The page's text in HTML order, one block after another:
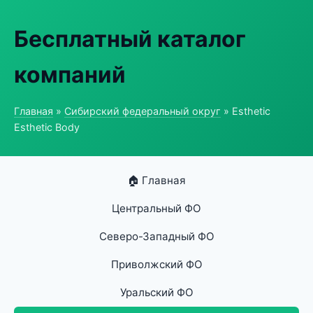
Бесплатный каталог
компаний
Главная » Сибирский федеральный округ » Esthetic
Esthetic Body
🏠 Главная
Центральный ФО
Северо-Западный ФО
Приволжский ФО
Уральский ФО